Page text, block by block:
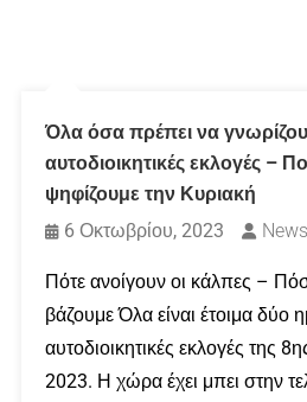
Όλα όσα πρέπει να
αυτοδιοικητικές εκλογές –
ψηφίζουμε την Κυριακή
6 Οκτωβρίου, 2023
Πότε ανοίγουν οι κάλπες –
βάζουμε Όλα είναι έτοιμα δύο
αυτοδιοικητικές εκλογές της
2023. Η χώρα έχει μπει στην